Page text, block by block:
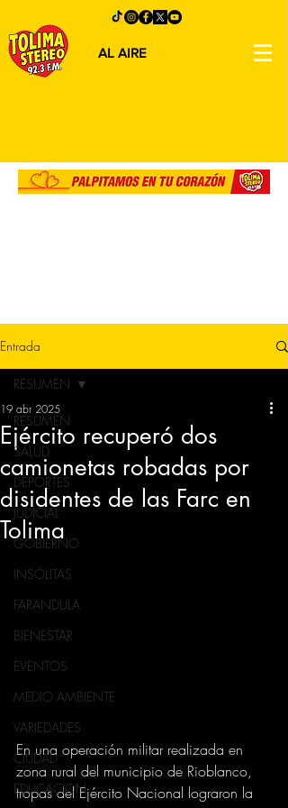
AL AIRE
Entrada
RESUMEN
SALUD
DEPORTES
JUDICIAL
GOBIERNO
INSÓLITAS
FARANDULA
BIENESTAR
EVENTOS
MEDIO AMBIENTE
VARIEDADES
CIUDAD
EDUCACION
RESUMEN
Ejército recuperó dos
camionetas robadas por
disidentes de las Farc en
Tolima
19 abr 2025
En una operación militar realizada en
zona rural del municipio de Rioblanco,
tropas del Ejército Nacional lograron la